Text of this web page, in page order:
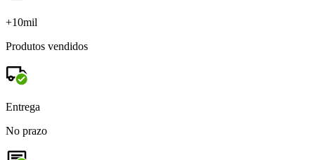
+10mil
Produtos vendidos
Entrega
No prazo